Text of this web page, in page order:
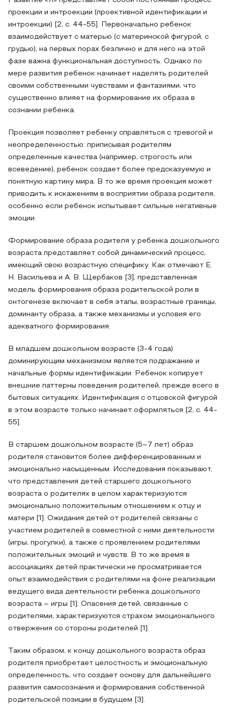
проекции и интроекции (проективной идентификации и
интроекции) [2, с. 44-55]. Первоначально ребенок
взаимодействует с матерью (с материнской фигурой, с
грудью), на первых порах безлично и для него на этой
фазе важна функциональная доступность. Однако по
мере развития ребенок начинает наделять родителей
своими собственными чувствами и фантазиями, что
существенно влияет на формирование их образа в
сознании ребенка.
Проекция позволяет ребенку справляться с тревогой и
неопределенностью: приписывая родителям
определенные качества (например, строгость или
всеведение), ребенок создает более предсказуемую и
понятную картину мира. В то же время проекция может
приводить к искажениям в восприятии образа родителя,
особенно если ребенок испытывает сильные негативные
эмоции.
Формирование образа родителя у ребенка дошкольного
возраста представляет собой динамический процесс,
имеющий свою возрастную специфику. Как отмечают Е.
Н. Васильева и А. В. Щербаков [3], представленная
модель формирования образа родительской роли в
онтогенезе включает в себя этапы, возрастные границы,
доминанту образа, а также механизмы и условия его
адекватного формирования.
В младшем дошкольном возрасте (3-4 года)
доминирующим механизмом является подражание и
начальные формы идентификации. Ребенок копирует
внешние паттерны поведения родителей, прежде всего в
бытовых ситуациях. Идентификация с отцовской фигурой
в этом возрасте только начинает оформляться [2, с. 44-
55].
В старшем дошкольном возрасте (5–7 лет) образ
родителя становится более дифференцированным и
эмоционально насыщенным. Исследования показывают,
что представления детей старшего дошкольного
возраста о родителях в целом характеризуются
эмоционально положительным отношением к отцу и
матери [1]. Ожидания детей от родителей связаны с
участием родителей в совместной с ними деятельности
(игры, прогулки), а также с проявлением родителями
положительных эмоций и чувств. В то же время в
ассоциациях детей практически не просматривается
опыт взаимодействия с родителями на фоне реализации
ведущего вида деятельности ребенка дошкольного
возраста – игры [1]. Опасения детей, связанные с
родителями, характеризуются страхом эмоционального
отвержения со стороны родителей [1].
Таким образом, к концу дошкольного возраста образ
родителя приобретает целостность и эмоциональную
определенность, что создает основу для дальнейшего
развития самосознания и формирования собственной
родительской позиции в будущем [3].